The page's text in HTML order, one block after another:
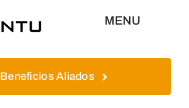
MENU
Beneficios Aliados